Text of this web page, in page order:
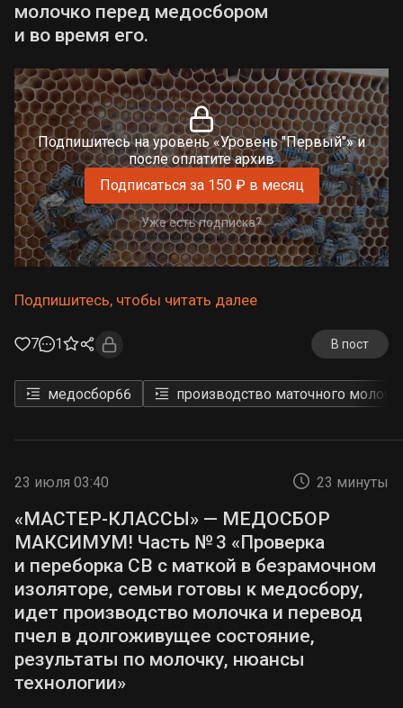
молочко перед медосбором
и во время его.
Подпишитесь на уровень «Уровень "Первый"» и
после оплатите архив
Подписаться за 150 ₽ в месяц
Уже есть подписка?
Подпишитесь, чтобы читать далее
7 1 В пост
медосбор66 производство маточного
23 июля 03:40 23 минуты
«МАСТЕР-КЛАССЫ» — МЕДОСБОР
МАКСИМУМ! Часть № 3 «Проверка
и переборка СВ с маткой в безрамочном
изоляторе, семьи готовы к медосбору,
идет производство молочка и перевод
пчел в долгоживущее состояние,
результаты по молочку, нюансы
технологии»